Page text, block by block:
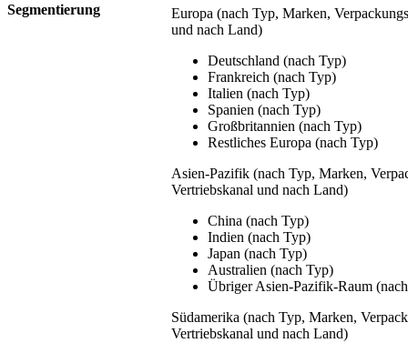
Segmentierung
Europa (nach Typ, Marken,
und nach Land)
Deutschland (nach Typ)
Frankreich (nach Typ)
Italien (nach Typ)
Spanien (nach Typ)
Großbritannien (nach Typ)
Restliches Europa (nach Typ)
Asien-Pazifik (nach Typ, Marken,
Vertriebskanal und nach Land)
China (nach Typ)
Indien (nach Typ)
Japan (nach Typ)
Australien (nach Typ)
Übriger Asien-Pazifik-Raum
Südamerika (nach Typ, Marken,
Vertriebskanal und nach Land)